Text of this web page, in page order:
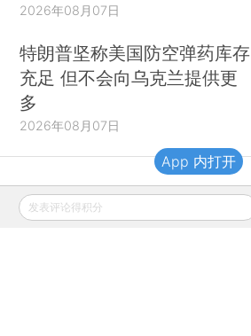
2026年08月07日
特朗普坚称美国防空弹药库存
充足 但不会向乌克兰提供更
多
2026年08月07日
财新移动
发表评论得积分
App 内打开